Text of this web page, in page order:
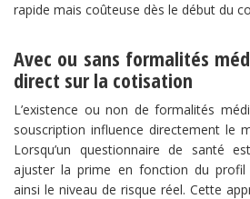
rapide mais coûteuse dès le début du
Avec ou sans formalités
direct sur la cotisation
L’existence ou non de formalités
souscription influence directement le
Lorsqu’un questionnaire de santé
ajuster la prime en fonction du profil
ainsi le niveau de risque réel. Cette